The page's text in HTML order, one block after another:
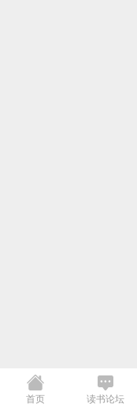
首页 读书论坛